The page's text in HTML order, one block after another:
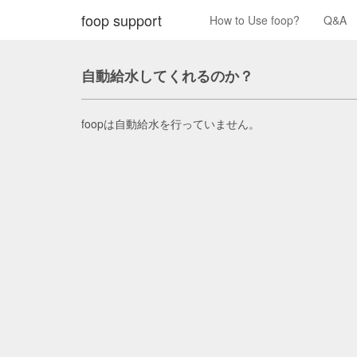
foop support How to Use foop? Q&A
自動給水してくれるのか？
foopは自動給水を行っていません。